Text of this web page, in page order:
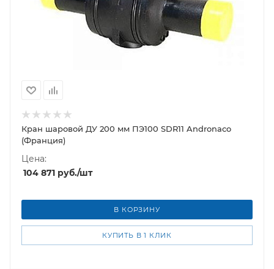
Кран шаровой ДУ 200 мм ПЭ100 SDR11 Andronaco
(Франция)
Цена:
104 871 руб./шт
В КОРЗИНУ
КУПИТЬ В 1 КЛИК